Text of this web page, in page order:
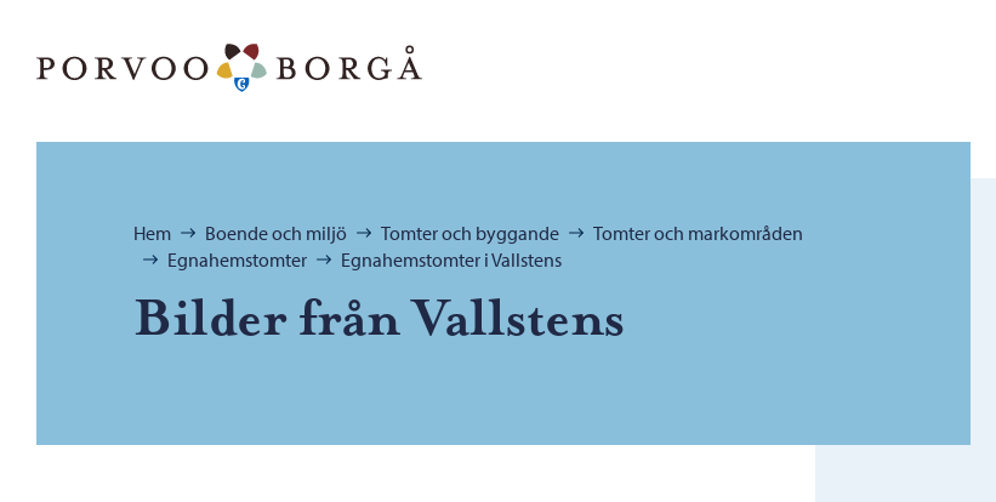
Bläddra:
Hem Boende och miljö Tomter och byggande
Tomter och markområden
Egnahemstomter
Egnahemstomter i Vallstens
Bilder från Vallstens